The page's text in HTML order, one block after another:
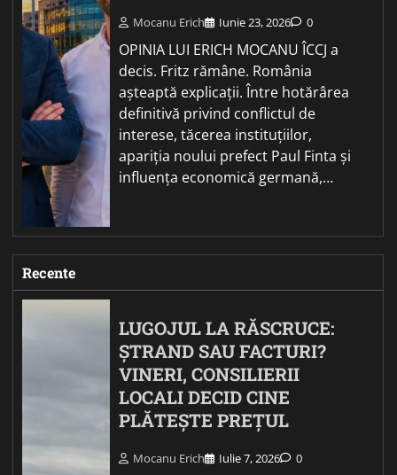
Mocanu Erich Iunie 23, 2026 0
OPINIA LUI ERICH MOCANU ÎCCJ a
decis. Fritz rămâne. România
așteaptă explicații. Între hotărârea
definitivă privind conflictul de
interese, tăcerea instituțiilor,
apariția noului prefect Paul Finta și
influența economică germană,…
Recente
LUGOJUL LA RĂSCRUCE:
ȘTRAND SAU FACTURI?
VINERI, CONSILIERII
LOCALI DECID CINE
PLĂTEȘTE PREȚUL
Mocanu Erich Iulie 7, 2026 0